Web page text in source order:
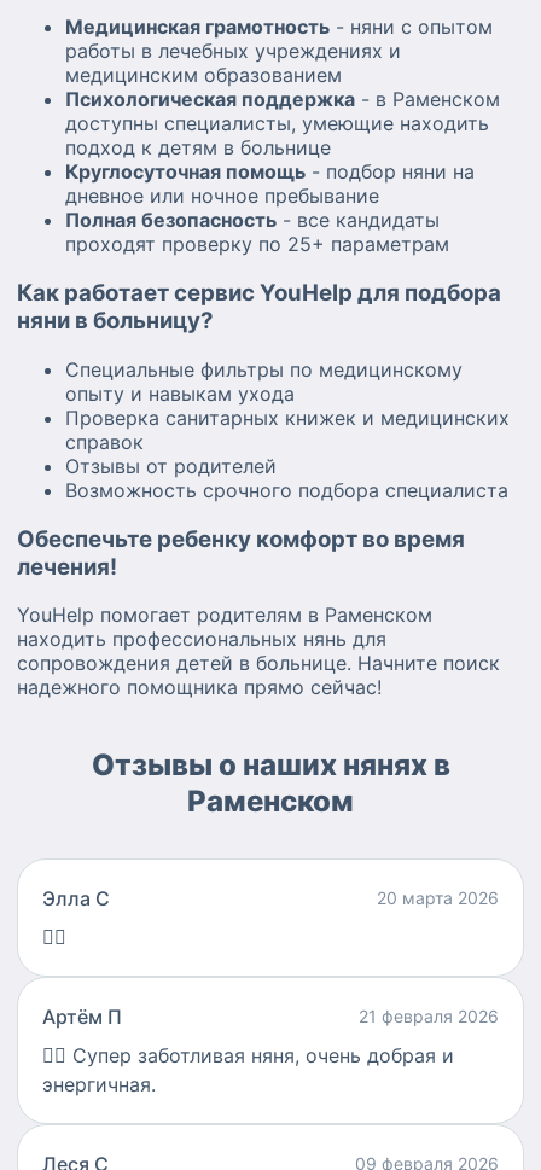
Медицинская грамотность - няни с опытом
работы в лечебных учреждениях и
медицинским образованием
Психологическая поддержка - в Раменском
доступны специалисты, умеющие находить
подход к детям в больнице
Круглосуточная помощь - подбор няни на
дневное или ночное пребывание
Полная безопасность - все кандидаты
проходят проверку по 25+ параметрам
Как работает сервис YouHelp для подбора
няни в больницу?
Специальные фильтры по медицинскому
опыту и навыкам ухода
Проверка санитарных книжек и медицинских
справок
Отзывы от родителей
Возможность срочного подбора специалиста
Обеспечьте ребенку комфорт во время
лечения!
YouHelp помогает родителям в Раменском
находить профессиональных нянь для
сопровождения детей в больнице. Начните поиск
надежного помощника прямо сейчас!
Отзывы о наших нянях в
Раменском
Элла С 20 марта 2026
👍🏻
Артём П 21 февраля 2026
👍🏻 Супер заботливая няня, очень добрая и
энергичная.
Леся С 09 февраля 2026